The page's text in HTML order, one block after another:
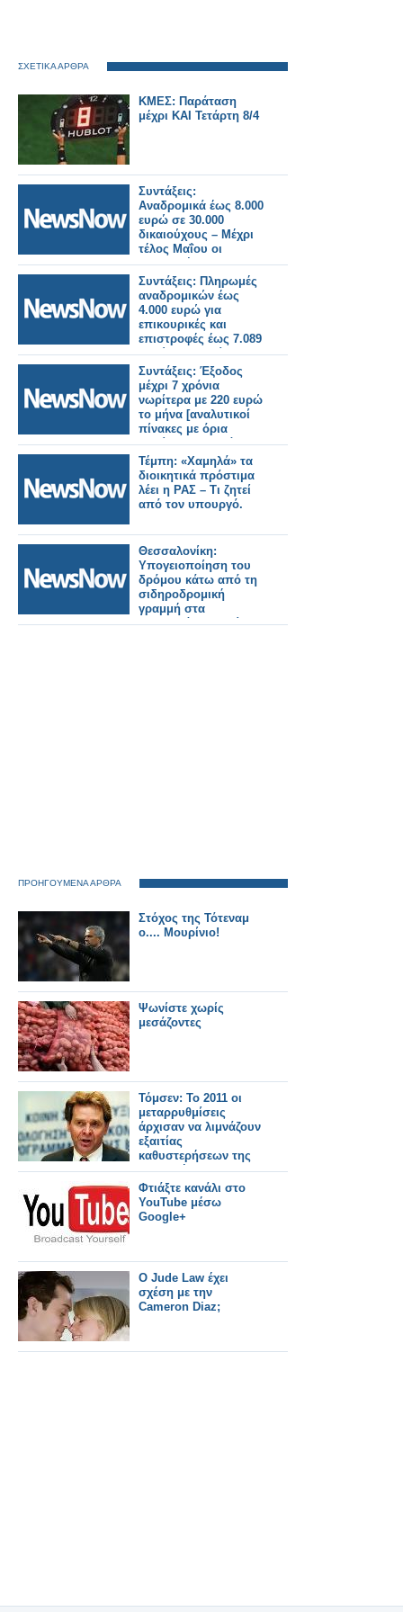
ΣΧΕΤΙΚΑ ΑΡΘΡΑ
ΚΜΕΣ: Παράταση
μέχρι ΚΑΙ Τετάρτη 8/4
Συντάξεις:
Αναδρομικά έως 8.000
ευρώ σε 30.000
δικαιούχους – Μέχρι
τέλος Μαΐου οι
πληρωμές.
Συντάξεις: Πληρωμές
αναδρομικών έως
4.000 ευρώ για
επικουρικές και
επιστροφές έως 7.089
ευρώ για χηρείας - Οι
δικαιούχοι ανά
κατηγορία.
Συντάξεις: Έξοδος
μέχρι 7 χρόνια
νωρίτερα με 220 ευρώ
το μήνα [αναλυτικοί
πίνακες με όρια
ηλικίας και ποσά]
Τέμπη: «Χαμηλά» τα
διοικητικά πρόστιμα
λέει η ΡΑΣ – Τι ζητεί
από τον υπουργό.
Θεσσαλονίκη:
Υπογειοποίηση του
δρόμου κάτω από τη
σιδηροδρομική
γραμμή στα
Μυτιληνάκια ζητεί ο
ΠΡΟΗΓΟΥΜΕΝΑ ΑΡΘΡΑ
Στόχος της Τότεναμ
ο.... Μουρίνιο!
Ψωνίστε χωρίς
μεσάζοντες
Τόμσεν: Το 2011 οι
μεταρρυθμίσεις
άρχισαν να λιμνάζουν
εξαιτίας
καθυστερήσεων της
ελληνικής
κυβέρνησης
Φτιάξτε κανάλι στο
YouTube μέσω
Google+
O Jude Law έχει
σχέση με την
Cameron Diaz;